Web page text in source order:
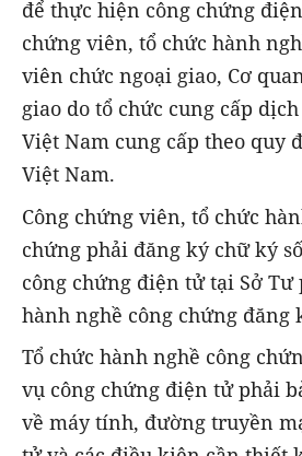
để thực hiện công chứng
chứng viên, tổ chức hành
viên chức ngoại giao, Cơ
giao do tổ chức cung cấp
Việt Nam cung cấp theo quy
Việt Nam.
Công chứng viên, tổ chức
chứng phải đăng ký chữ ký
công chứng điện tử tại Sở Tư
hành nghề công chứng đăng
Tổ chức hành nghề công
vụ công chứng điện tử phải
về máy tính, đường truyền